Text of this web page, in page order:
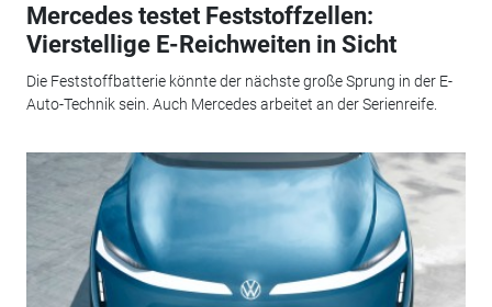
Mercedes testet Feststoffzellen:
Vierstellige E-Reichweiten in Sicht
Die Feststoffbatterie könnte der nächste große Sprung in der E-
Auto-Technik sein. Auch Mercedes arbeitet an der Serienreife.